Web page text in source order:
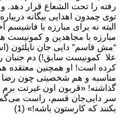
رفته را تحت الشعاع قرار دهد. و
توی چمدون اهدایی بیگانه
البته نه برای مبارزه با فاشیسم
مبارزه با مجاهدین و کمونیست
“مش قاسم” دایی جان ناپلئون
علا کمونیست سابق!) دم جنبان
کرده است! او همچنین معتقده
مناسبه و هم شخصیتی چون رضا
گذاشته! «قربون اون غیرتت
سر دایی‌جان قسم، راست
بکنند که کارستون باشه!» (1)